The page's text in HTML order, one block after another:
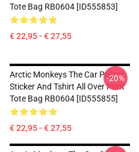
Tote Bag RB0604 [ID555853]
€ 22,95 - € 27,55
Arctic Monkeys The Car Poster
Sticker And Tshirt All Over Print
Tote Bag RB0604 [ID555855]
€ 22,95 - € 27,55
-20%